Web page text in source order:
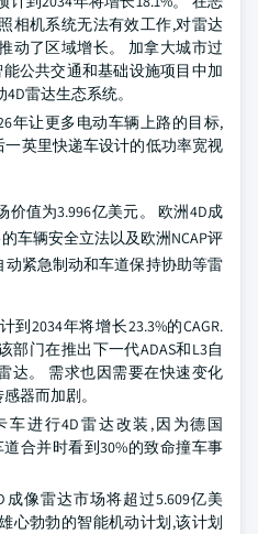
相机系统无法有效工作,对雷达
动了区域增长。 加拿大城市过
能公共交通和基础设施项目中加
雷达生态系统。
年让更多电动车辆上路的目标,
英里快递车设计的低功率宽视
价值为3.996亿美元。 欧洲4D成
车辆安全立法以及欧洲NCAP评
紧急制动和车道保持协助等雷
2034年将增长23.3%的CAGR.
部门在推出下一代ADAS和L3自
达。 需求也因需要在快速变化
器而加剧。
车进行4D雷达改装,因为德国
合并时看到30%的致命撞车事
像雷达市场将超过5.609亿美
心勃勃的智能机动计划,该计划